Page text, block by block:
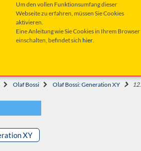
Um den vollen Funktionsumfang dieser
Webseite zu erfahren, müssen Sie Cookies
aktivieren.
Eine Anleitung wie Sie Cookies in Ihrem Browser
einschalten, befindet sich hier.
STATT-
Winklergasse
Olaf Bossi Olaf Bossi: Generation XY
XY